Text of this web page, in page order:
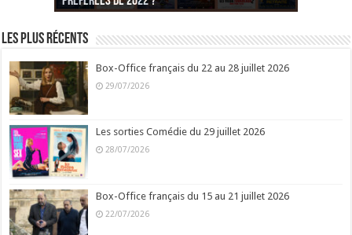
Les plus récents
Box-Office français du 22 au 28 juillet 2026
29/07/2026
Les sorties Comédie du 29 juillet 2026
28/07/2026
Box-Office français du 15 au 21 juillet 2026
22/07/2026